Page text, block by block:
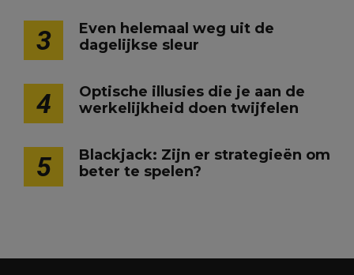
3
Even helemaal weg uit de
dagelijkse sleur
4
Optische illusies die je aan de
werkelijkheid doen twijfelen
5
Blackjack: Zijn er strategieën om
beter te spelen?